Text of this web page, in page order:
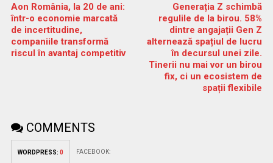
Aon România, la 20 de ani:
într-o economie marcată
de incertitudine,
companiile transformă
riscul în avantaj competitiv
Generația Z schimbă
regulile de la birou. 58%
dintre angajații Gen Z
alternează spațiul de lucru
în decursul unei zile.
Tinerii nu mai vor un birou
fix, ci un ecosistem de
spații flexibile
COMMENTS
WORDPRESS: 0 FACEBOOK: